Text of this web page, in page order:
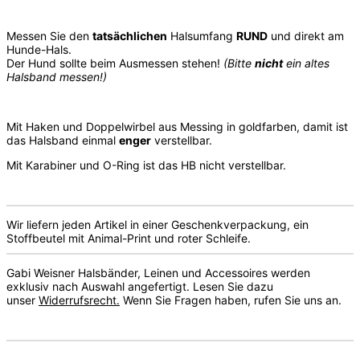
Messen Sie den tatsächlichen Halsumfang RUND und direkt am
Hunde-Hals.
Der Hund sollte beim Ausmessen stehen! (Bitte nichtein altes
Halsband messen!)
Mit Haken und Doppelwirbel aus Messing in goldfarben, damit ist
das Halsband einmal enger verstellbar.
Mit Karabiner und O-Ring ist das HB nicht verstellbar.
Wir liefern jeden Artikel in einer Geschenkverpackung, ein
Stoffbeutel mit Animal-Print und roter Schleife.
Gabi Weisner Halsbänder, Leinen und Accessoires werden
exklusiv nach Auswahl angefertigt. Lesen Sie dazu
unser Widerrufsrecht. Wenn Sie Fragen haben, rufen Sie uns an.